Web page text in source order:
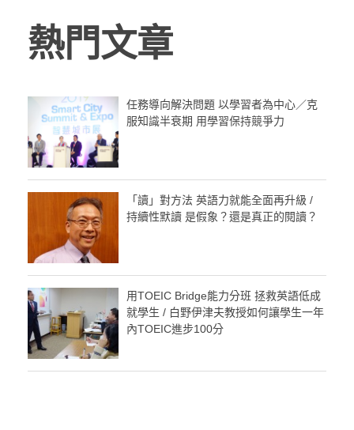
熱門文章
任務導向解決問題 以學習者為中心／克
服知識半衰期 用學習保持競爭力
「讀」對方法 英語力就能全面再升級 /
持續性默讀 是假象？還是真正的閱讀？
用TOEIC Bridge能力分班 拯救英語低成
就學生 / 白野伊津夫教授如何讓學生一年
內TOEIC進步100分